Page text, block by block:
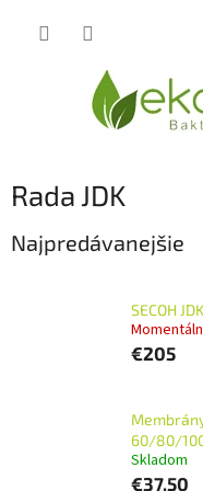
Rada JDK
Najpredávanejšie
SECOH
€205
60/80/
Skladom
€37,50